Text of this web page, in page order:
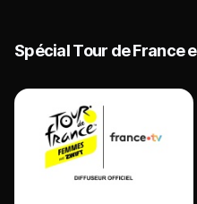
Spécial Tour de France